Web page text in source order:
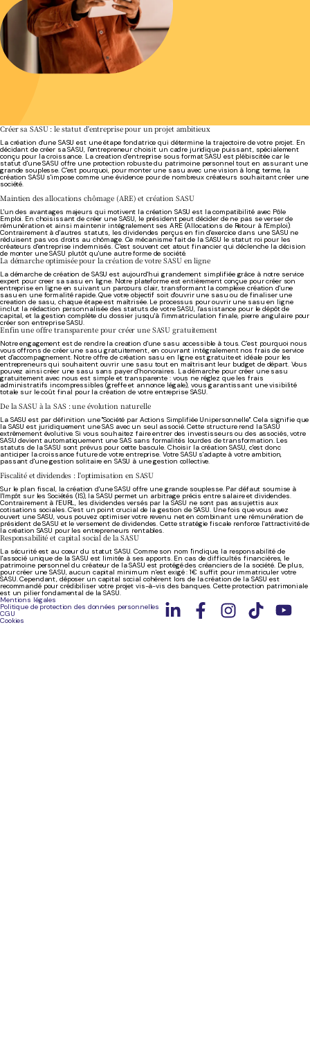
Créer sa SASU : le statut d'entreprise pour un projet ambitieux
La création d'une SASU est une étape fondatrice qui détermine la trajectoire de votre projet. En
décidant de créer sa SASU, l'entrepreneur choisit un cadre juridique puissant, spécialement
conçu pour la croissance. La creation d'entreprise sous format SASU est plébiscitée car le
statut d'une SASU offre une protection robuste du patrimoine personnel tout en assurant une
grande souplesse. C'est pourquoi, pour monter une sasu avec une vision à long terme, la
création SASU s'impose comme une évidence pour de nombreux créateurs souhaitant créer une
société.
Maintien des allocations chômage (ARE) et création SASU
L'un des avantages majeurs qui motivent la création SASU est la compatibilité avec Pôle
Emploi. En choisissant de créer une SASU, le président peut décider de ne pas se verser de
rémunération et ainsi maintenir intégralement ses ARE (Allocations de Retour à l'Emploi).
Contrairement à d'autres statuts, les dividendes perçus en fin d'exercice dans une SASU ne
réduisent pas vos droits au chômage. Ce mécanisme fait de la SASU le statut roi pour les
créateurs d'entreprise indemnisés. C'est souvent cet atout financier qui déclenche la décision
de monter une SASU plutôt qu'une autre forme de société.
La démarche optimisée pour la création de votre SASU en ligne
La démarche de création de SASU est aujourd'hui grandement simplifiée grâce à notre service
expert pour creer sa sasu en ligne. Notre plateforme est entièrement conçue pour créer son
entreprise en ligne en suivant un parcours clair, transformant la complexe création d'une
sasu en une formalité rapide. Que votre objectif soit d'ouvrir une sasu ou de finaliser une
creation de sasu, chaque étape est maîtrisée. Le processus pour ouvrir une sasu en ligne
inclut la rédaction personnalisée des statuts de votre SASU, l'assistance pour le dépôt de
capital, et la gestion complète du dossier jusqu'à l'immatriculation finale, pierre angulaire pour
créer son entreprise SASU.
Enfin une offre transparente pour créer une SASU gratuitement
Notre engagement est de rendre la creation d'une sasu accessible à tous. C'est pourquoi nous
vous offrons de créer une sasu gratuitement, en couvrant intégralement nos frais de service
et d'accompagnement. Notre offre de création sasu en ligne est gratuite et idéale pour les
entrepreneurs qui souhaitent ouvrir une sasu tout en maîtrisant leur budget de départ. Vous
pouvez ainsi créer une sasu sans payer d'honoraires. La démarche pour créer une sasu
gratuitement avec nous est simple et transparente : vous ne réglez que les frais
administratifs incompressibles (greffe et annonce légale), vous garantissant une visibilité
totale sur le coût final pour la création de votre entreprise SASU.
De la SASU à la SAS : une évolution naturelle
La SASU est par définition une "Société par Actions Simplifiée Unipersonnelle". Cela signifie que
la SASU est juridiquement une SAS avec un seul associé. Cette structure rend la SASU
extrêmement évolutive. Si vous souhaitez faire entrer des investisseurs ou des associés, votre
SASU devient automatiquement une SAS sans formalités lourdes de transformation. Les
statuts de la SASU sont prévus pour cette bascule. Choisir la création SASU, c'est donc
anticiper la croissance future de votre entreprise. Votre SASU s'adapte à votre ambition,
passant d'une gestion solitaire en SASU à une gestion collective.
Fiscalité et dividendes : l'optimisation en SASU
Sur le plan fiscal, la création d'une SASU offre une grande souplesse. Par défaut soumise à
l'Impôt sur les Sociétés (IS), la SASU permet un arbitrage précis entre salaire et dividendes.
Contrairement à l'EURL, les dividendes versés par la SASU ne sont pas assujettis aux
cotisations sociales. C'est un point crucial de la gestion de SASU. Une fois que vous avez
ouvert une SASU, vous pouvez optimiser votre revenu net en combinant une rémunération de
président de SASU et le versement de dividendes. Cette stratégie fiscale renforce l'attractivité de
la création SASU pour les entrepreneurs rentables.
Responsabilité et capital social de la SASU
La sécurité est au cœur du statut SASU. Comme son nom l'indique, la responsabilité de
l'associé unique de la SASU est limitée à ses apports. En cas de difficultés financières, le
patrimoine personnel du créateur de la SASU est protégé des créanciers de la société. De plus,
pour créer une SASU, aucun capital minimum n'est exigé : 1€ suffit pour immatriculer votre
SASU. Cependant, déposer un capital social cohérent lors de la création de la SASU est
recommandé pour crédibiliser votre projet vis-à-vis des banques. Cette protection patrimoniale
est un pilier fondamental de la SASU.
Mentions légales
Politique de protection des données personnelles
CGU
Cookies